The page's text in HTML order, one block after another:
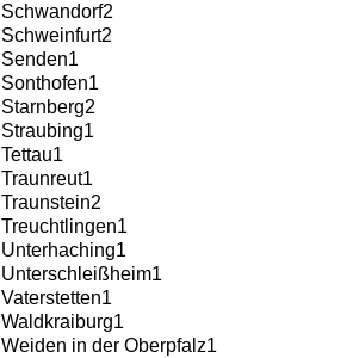
Schwandorf2
Schweinfurt2
Senden1
Sonthofen1
Starnberg2
Straubing1
Tettau1
Traunreut1
Traunstein2
Treuchtlingen1
Unterhaching1
Unterschleißheim1
Vaterstetten1
Waldkraiburg1
Weiden in der Oberpfalz1